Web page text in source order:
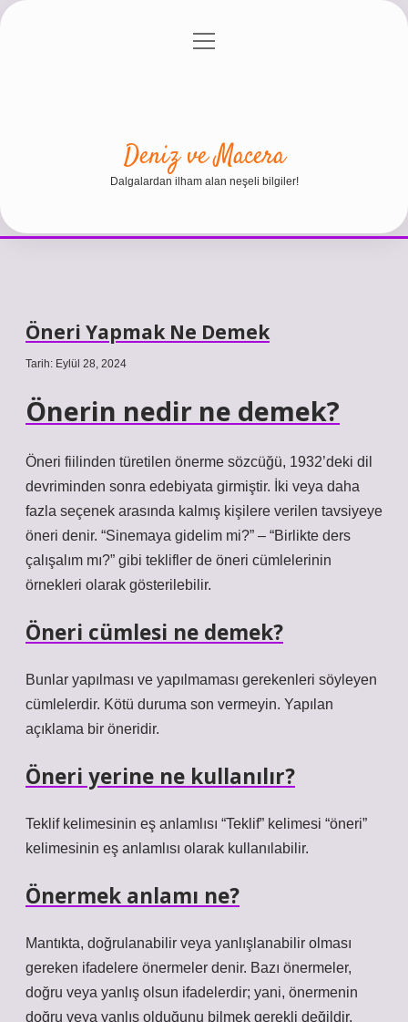
Gizlilik Politikası
menüyü
Deniz ve Macera
Dalgalardan ilham alan neşeli bilgiler!
Öneri Yapmak Ne Demek
Tarih: Eylül 28, 2024
Önerin nedir ne demek?
Öneri fiilinden türetilen önerme sözcüğü, 1932’deki dil
devriminden sonra edebiyata girmiştir. İki veya daha
fazla seçenek arasında kalmış kişilere verilen tavsiyeye
öneri denir. “Sinemaya gidelim mi?” – “Birlikte ders
çalışalım mı?” gibi teklifler de öneri cümlelerinin
örnekleri olarak gösterilebilir.
Öneri cümlesi ne demek?
Bunlar yapılması ve yapılmaması gerekenleri söyleyen
cümlelerdir. Kötü duruma son vermeyin. Yapılan
açıklama bir öneridir.
Öneri yerine ne kullanılır?
Teklif kelimesinin eş anlamlısı “Teklif” kelimesi “öneri”
kelimesinin eş anlamlısı olarak kullanılabilir.
Önermek anlamı ne?
Mantıkta, doğrulanabilir veya yanlışlanabilir olması
gereken ifadelere önermeler denir. Bazı önermeler,
doğru veya yanlış olsun ifadelerdir; yani, önermenin
doğru veya yanlış olduğunu bilmek gerekli değildir,